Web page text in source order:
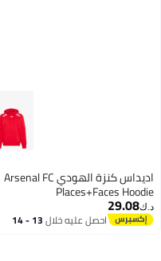
اديداس كنزة الهودي Arsenal FC
Places+Faces Hoodie
د.ك‏29.08
احصل عليه خلال 13 - 14